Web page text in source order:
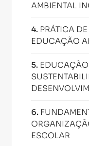
AMBIENTAL
4. PRÁTICA
EDUCAÇÃO
5.
6.
ESCOLAR